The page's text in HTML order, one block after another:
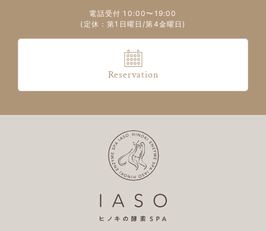
電話受付 10:00〜19:00
(定休：第1日曜日/第4金曜日)
Reservation